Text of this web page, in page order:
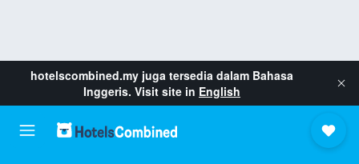
hotelscombined.my juga tersedia dalam Bahasa
Inggeris. Visit site in English